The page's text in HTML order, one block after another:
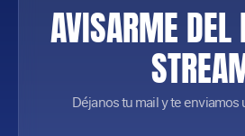
AVISARME DEL
Déjanos tu mail y te enviamos